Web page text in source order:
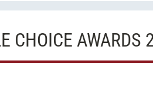
CHOICE AWARDS